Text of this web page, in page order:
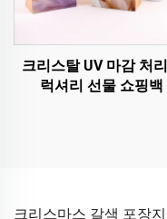
크리스탈 UV 마감 처
럭셔리 선물 쇼핑백
크리스마스 갈색 포장